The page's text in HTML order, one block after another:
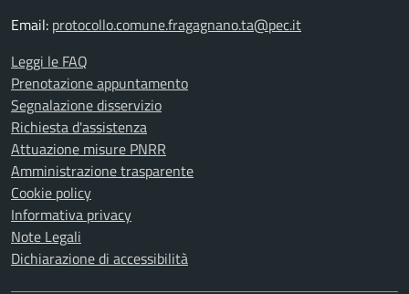
Email: protocollo.comune.fragagnano.ta@pec.it
Leggi le FAQ
Prenotazione appuntamento
Segnalazione disservizio
Richiesta d'assistenza
Attuazione misure PNRR
Amministrazione trasparente
Cookie policy
Informativa privacy
Note Legali
Dichiarazione di accessibilità